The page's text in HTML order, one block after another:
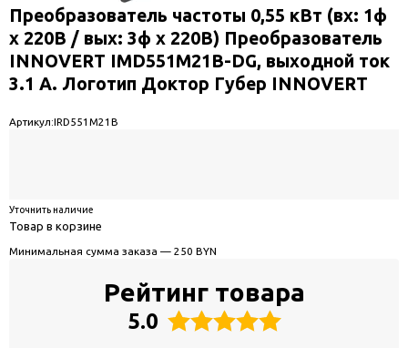
Преобразователь частоты 0,55 кВт (вх: 1ф
x 220В / вых: 3ф х 220В) Преобразователь
INNOVERT IMD551M21B-DG, выходной ток
3.1 А. Логотип Доктор Губер INNOVERT
Артикул:IRD551M21B
Уточнить наличие
Товар в корзине
Минимальная сумма заказа — 250 BYN
Рейтинг товара
5.0